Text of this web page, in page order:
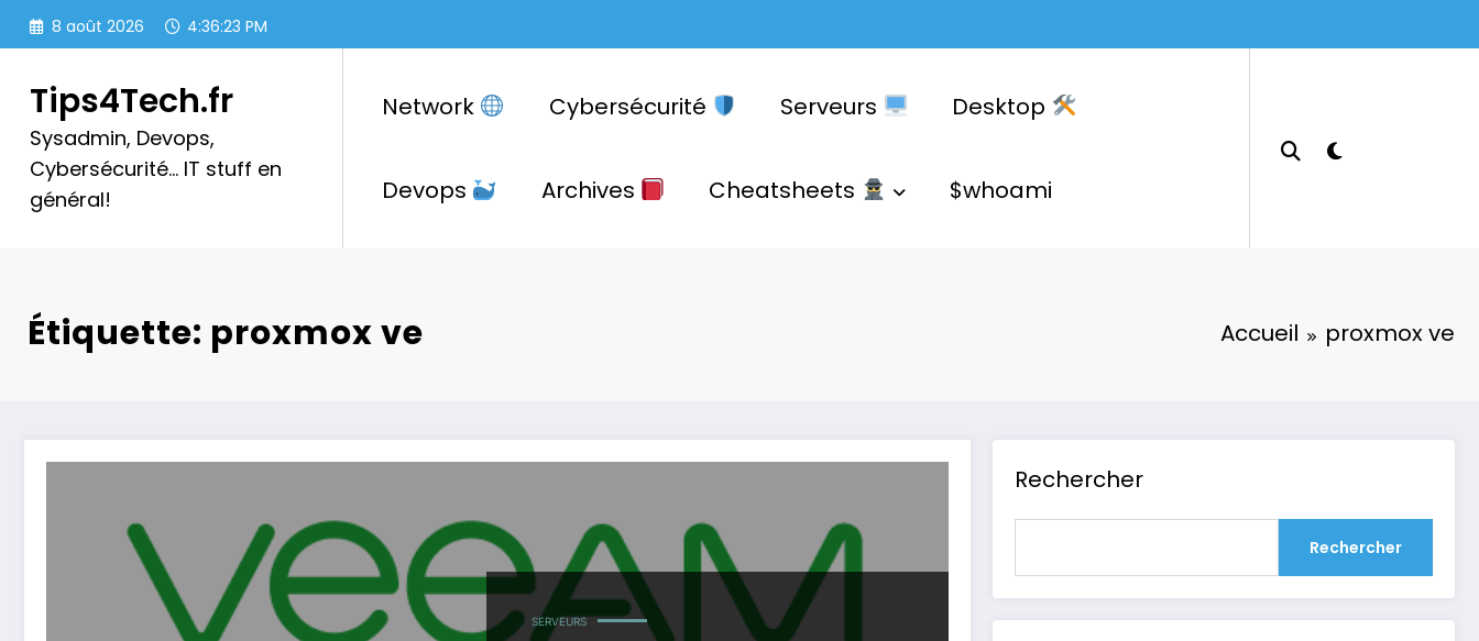
Aller
8 août 2026 4:36:24 PM
Tips4Tech.fr
Sysadmin, Devops,
Cybersécurité… IT stuff en
général!
Network Cybersécurité Serveurs Desktop
Devops Archives Cheatsheets $whoami
Étiquette: proxmox ve Accueil proxmox ve
SERVEURS
Rechercher
Rechercher